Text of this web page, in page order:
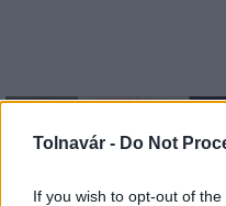
Tolnavár - Do Not
If you wish to opt-out of
Helyi hírek